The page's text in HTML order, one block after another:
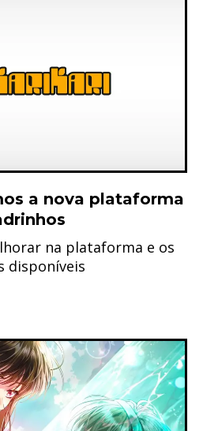
a nova plataforma
na plataforma e os
disponíveis